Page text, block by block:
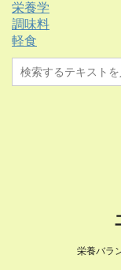
栄養学
調味料
軽食
栄養バラ